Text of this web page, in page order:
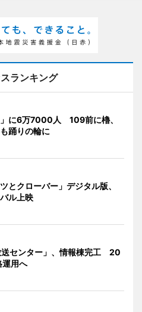
ランキング
」に6万7000人 109前に櫓、
踊りの輪に
とクローバー」デジタル版、
ル上映
送センター」、情報棟完工 20
用へ